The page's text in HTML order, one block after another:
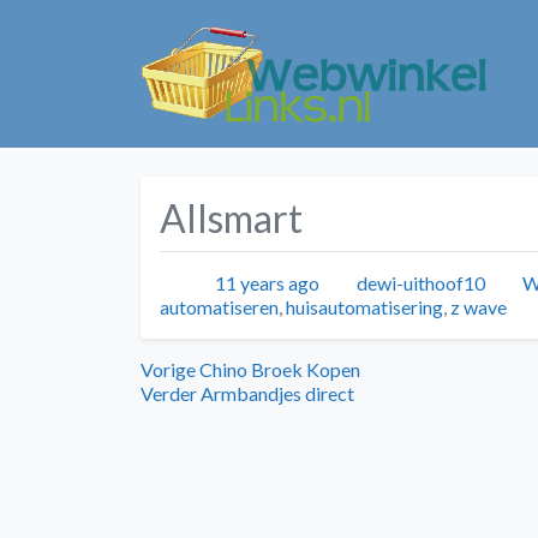
Allsmart
Geplaatst
11 years ago Auteur
dewi-uithoof10
automatiseren huisautomatisering z wave
Bericht
VorigeVorig
bericht:
Chino Broek Kopen
Verder Volgend
Armbandjes direct